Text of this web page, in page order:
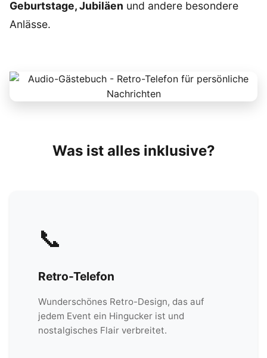
Geburtstage, Jubiläen und andere besondere
Anlässe.
Was ist alles inklusive?
📞
Retro-Telefon
Wunderschönes Retro-Design, das auf
jedem Event ein Hingucker ist und
nostalgisches Flair verbreitet.